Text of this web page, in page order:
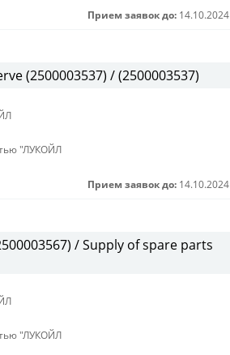
Прием заявок до: 14.10.2024
(2500003537) / (2500003537)
"ЛУКОЙЛ
Прием заявок до: 14.10.2024
/ Supply of spare parts
"ЛУКОЙЛ